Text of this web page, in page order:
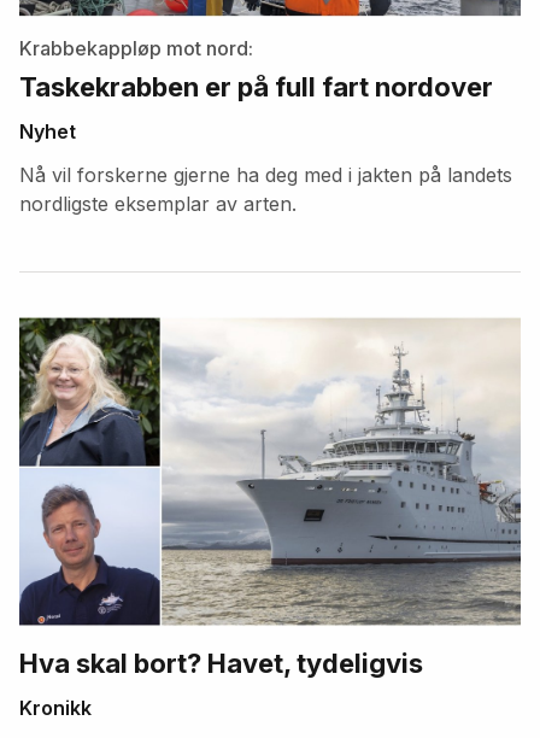
Krabbekappløp mot nord:
Taskekrabben er på full fart nordover
Nyhet
Nå vil forskerne gjerne ha deg med i jakten på landets
nordligste eksemplar av arten.
Hva skal bort? Havet, tydeligvis
Kronikk